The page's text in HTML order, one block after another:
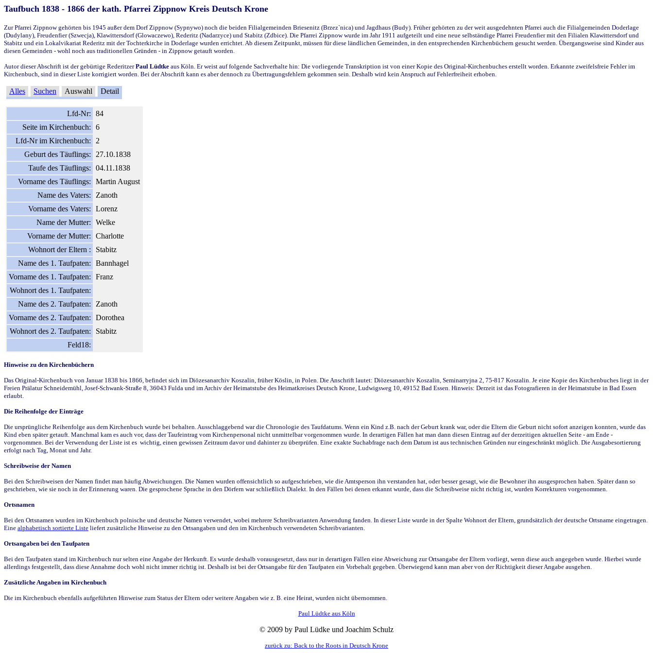
Taufbuch 1838 - 1866 der kath. Pfarrei Zippnow Kreis Deutsch Krone
Zur Pfarrei Zippnow gehörten bis 1945 außer dem Dorf Zippnow (Sypnywo) noch die beiden Filialgemeinden Briesenitz (Brzez`nica) und Jagdhaus (Budy). Früher gehörten zu der weit ausgedehnten Pfarrei auch die Filialgemeinden Doderlage
(Dudylany), Freudenfier (Szwecja), Klawittersdorf (Glowaczewo), Rederitz (Nadarzyce) und Stabitz (Zdbice). Die Pfarrei Zippnow wurde im Jahr 1911 aufgeteilt und eine neue selbständige Pfarrei Freudenfier mit den Filialen Klawittersdorf und
Stabitz und ein Lokalvikariat Rederitz mit der Tochterkirche in Doderlage wurden errichtet. Ab diesem Zeitpunkt, müssen für diese ländlichen Gemeinden, in den entsprechenden Kirchenbüchern gesucht werden. Übergangsweise sind Kinder aus
diesen Gemeinden - wohl noch aus traditionellen Gründen - in Zippnow getauft worden.
Autor dieser Abschrift ist der gebürtige RederitzerPaul Lüdtke aus Köln. Er weist auf folgende Sachverhalte hin: Die vorliegende Transkription ist von einer Kopie des Original-Kirchenbuches erstellt worden. Erkannte zweifelsfreie Fehler im
Kirchenbuch, sind in dieser Liste korrigiert worden. Bei der Abschrift kann es aber dennoch zu Übertragungsfehlern gekommen sein. Deshalb wird kein Anspruch auf Fehlerfreiheit erhoben.
Alles Suchen Auswahl Detail
Lfd-Nr:
84
Seite im Kirchenbuch:
6
Lfd-Nr im Kirchenbuch:
2
Geburt des Täuflings:
27.10.1838
Taufe des Täuflings:
04.11.1838
Vorname des Täuflings:
Martin August
Name des Vaters:
Zanoth
Vorname des Vaters:
Lorenz
Name der Mutter:
Welke
Vorname der Mutter:
Charlotte
Wohnort der Eltern :
Stabitz
Name des 1. Taufpaten:
Bannhagel
Vorname des 1. Taufpaten:
Franz
Wohnort des 1. Taufpaten:
Name des 2. Taufpaten:
Zanoth
Vorname des 2. Taufpaten:
Dorothea
Wohnort des 2. Taufpaten:
Stabitz
Feld18:
Hinweise zu den Kirchenbüchern
Das Original-Kirchenbuch von Januar 1838 bis 1866, befindet sich im Diözesanarchiv Koszalin, früher Köslin, in Polen. Die Anschrift lautet: Diözesanarchiv Koszalin, Seminarryjna 2, 75-817 Koszalin. Je eine Kopie des Kirchenbuches liegt in der
Freien Prälatur Schneidemühl, Josef-Schwank-Straße 8, 36043 Fulda und im Archiv der Heimatstube des Heimatkreises Deutsch Krone, Ludwigsweg 10, 49152 Bad Essen. Hinweis: Derzeit ist das Fotografieren in der Heimatstube in Bad Essen
erlaubt.
Die Reihenfolge der Einträge
Die ursprüngliche Reihenfolge aus dem Kirchenbuch wurde bei behalten. Ausschlaggebend war die Chronologie des Taufdatums. Wenn ein Kind z.B. nach der Geburt krank war, oder die Eltern die Geburt nicht sofort anzeigen konnten, wurde das
Kind eben später getauft. Manchmal kam es auch vor, dass der Taufeintrag vom Kirchenpersonal nicht unmittelbar vorgenommen wurde. In derartigen Fällen hat man dann diesen Eintrag auf der derzeitigen aktuellen Seite - am Ende -
vorgenommen. Bei der Verwendung der Liste ist es wichtig, einen gewissen Zeitraum davor und dahinter zu überprüfen. Eine exakte Suchabfrage nach dem Datum ist aus technischen Gründen nur eingeschränkt möglich. Die Ausgabesortierung
erfolgt nach Tag, Monat und Jahr.
Schreibweise der Namen
Bei den Schreibweisen der Namen findet man häufig Abweichungen. Die Namen wurden offensichtlich so aufgeschrieben, wie die Amtsperson ihn verstanden hat, oder besser gesagt, wie die Bewohner ihn ausgesprochen haben. Später dann so
geschrieben, wie sie noch in der Erinnerung waren. Die gesprochene Sprache in den Dörfern war schließlich Dialekt. In den Fällen bei denen erkannt wurde, dass die Schreibweise nicht richtig ist, wurden Korrekturen vorgenommen.
Ortsnamen
Bei den Ortsnamen wurden im Kirchenbuch polnische und deutsche Namen verwendet, wobei mehrere Schreibvarianten Anwendung fanden. In dieser Liste wurde in der Spalte Wohnort der Eltern, grundsätzlich der deutsche Ortsname eingetragen.
Eine alphabetisch sortierte Liste liefert zusätzliche Hinweise zu den Ortsangaben und den im Kirchenbuch verwendeten Schreibvarianten.
Ortsangaben bei den Taufpaten
Bei den Taufpaten stand im Kirchenbuch nur selten eine Angabe der Herkunft. Es wurde deshalb vorausgesetzt, dass nur in derartigen Fällen eine Abweichung zur Ortsangabe der Eltern vorliegt, wenn diese auch angegeben wurde. Hierbei wurde
allerdings festgestellt, dass diese Annahme doch wohl nicht immer richtig ist. Deshalb ist bei der Ortsangabe für den Taufpaten ein Vorbehalt gegeben. Überwiegend kann man aber von der Richtigkeit dieser Angabe ausgehen.
Zusätzliche Angaben im Kirchenbuch
Die im Kirchenbuch ebenfalls aufgeführten Hinweise zum Status der Eltern oder weitere Angaben wie z. B. eine Heirat, wurden nicht übernommen.
Paul Lüdtke aus Köln
© 2009 by Paul Lüdke und Joachim Schulz
zurück zu: Back to the Roots in Deutsch Krone